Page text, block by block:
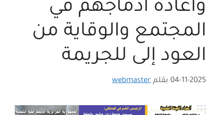
واعادة ادماجهم في
المجتمع والوقاية من
العود إلى للجريمة
04-11-2025 بقلم webmaster